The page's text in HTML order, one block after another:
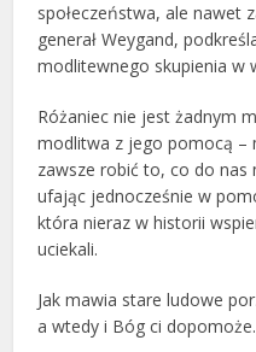
społeczeństwa, ale nawet
generał Weygand,
modlitewnego skupienia w
Różaniec nie jest żadnym
modlitwa z jego pomocą –
zawsze robić to, co do nas
ufając jednocześnie w
która nieraz w historii
uciekali.
Jak mawia stare ludowe
a wtedy i Bóg ci dopomoże.